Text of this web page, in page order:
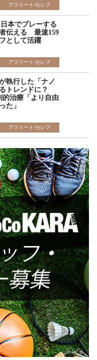
アスリート/セレブ
本でプレーする
伝える 最速159
として活躍
アスリート/セレブ
執行した「ナノ
トレンドに？
的治療「より自由
た」
アスリート/セレブ